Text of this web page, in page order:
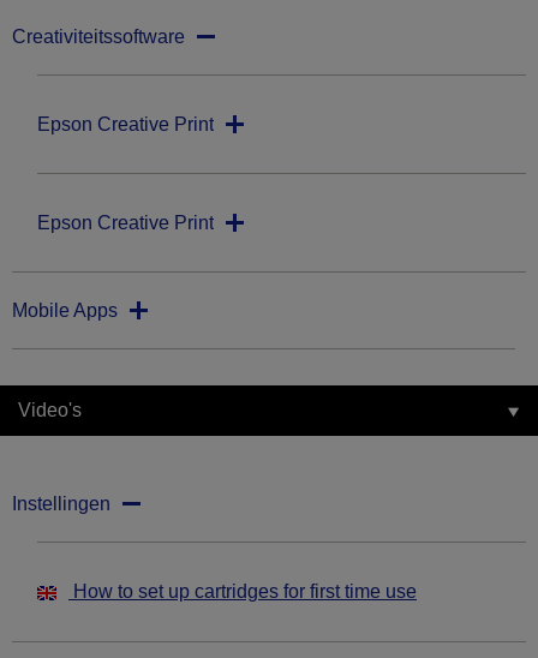
Creativiteitssoftware
Epson Creative Print
Epson Creative Print
Mobile Apps
Video's
Instellingen
How to set up cartridges for first time use